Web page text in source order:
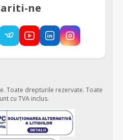
ne
Toate drepturile rezervate. Toate
cu TVA inclus.